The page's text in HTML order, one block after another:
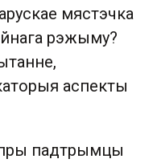
мястэчка
рэжыму?
аспекты
пры падтрымцы